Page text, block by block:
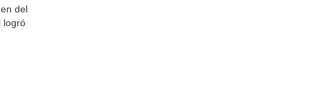
del
logró